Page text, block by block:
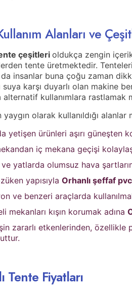
Alanları ve
çeşitleri oldukça zengin
tente üretmektedir.
insanlar buna çoğu zaman
suya karşı duyarlı olan makine
alternatif kullanımlara rastlamak
yaygın olarak kullanıldığı
yetişen ürünleri aşırı güneşten
iç mekana geçişi
ve yatlarda olumsuz hava
yapısıyla Orhanlı şeffaf
ve benzeri araçlarda
mekanları kışın korumak adına
zararlı etkenlerinden, özellikle
Tente Fiyatları